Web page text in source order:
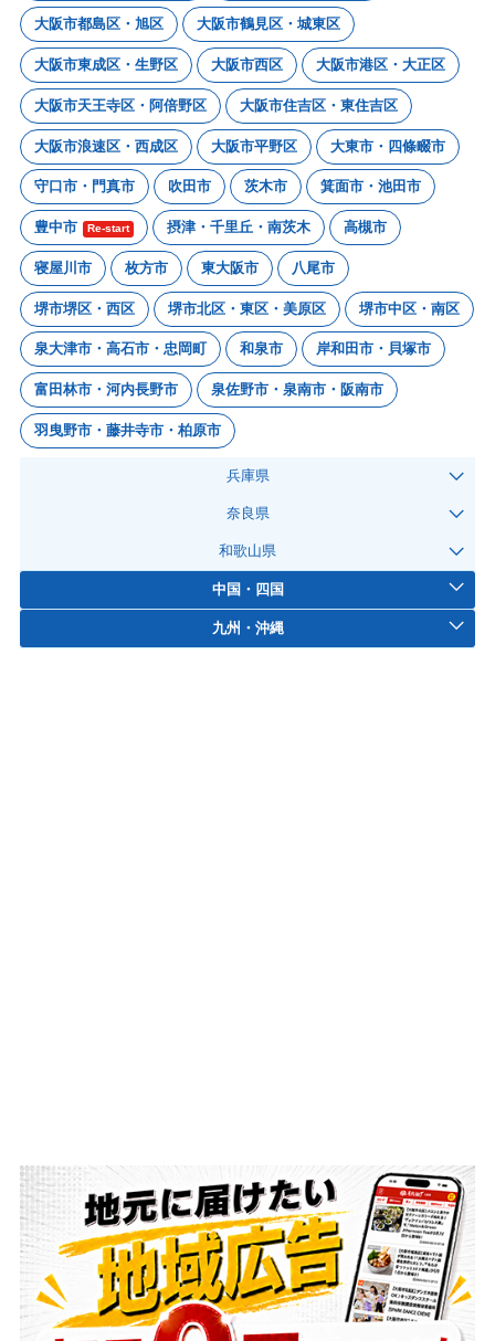
大阪市都島区・旭区 大阪市鶴見区・城東区
大阪市東成区・生野区 大阪市西区 大阪市港区・大正区
大阪市天王寺区・阿倍野区 大阪市住吉区・東住吉区
大阪市浪速区・西成区 大阪市平野区 大東市・四條畷市
守口市・門真市 吹田市 茨木市 箕面市・池田市
豊中市 Re-start 摂津・千里丘・南茨木 高槻市
寝屋川市 枚方市 東大阪市 八尾市
堺市堺区・西区 堺市北区・東区・美原区 堺市中区・南区
泉大津市・高石市・忠岡町 和泉市 岸和田市・貝塚市
富田林市・河内長野市 泉佐野市・泉南市・阪南市
羽曳野市・藤井寺市・柏原市
兵庫県
奈良県
和歌山県
中国・四国
九州・沖縄